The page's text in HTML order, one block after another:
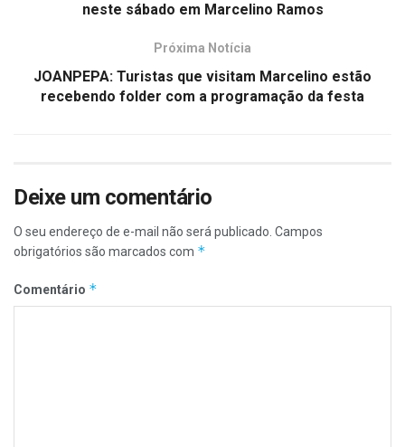
neste sábado em Marcelino Ramos
Próxima Notícia
JOANPEPA: Turistas que visitam Marcelino estão
recebendo folder com a programação da festa
Deixe um comentário
O seu endereço de e-mail não será publicado. Campos
obrigatórios são marcados com *
Comentário *